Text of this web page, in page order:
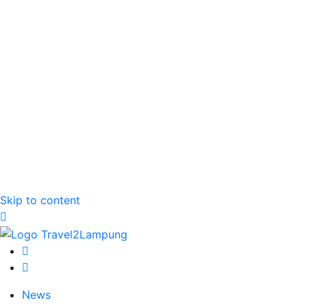
Skip to content
News